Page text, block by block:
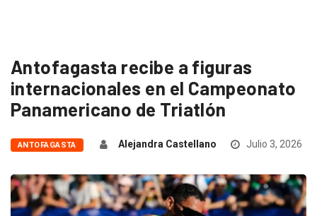
Antofagasta recibe a figuras
internacionales en el Campeonato
Panamericano de Triatlón
ANTOFAGASTA Alejandra Castellano Julio 3, 2026